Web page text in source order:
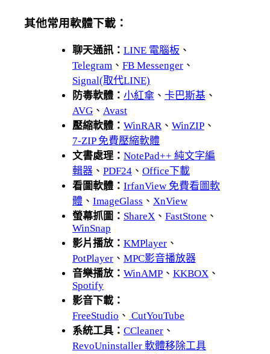
其他常用軟體下載：
聊天通訊： LINE 電腦板 、
Telegram 、 FB Messenger 、
Signal(取代LINE)
防毒軟體： 小紅傘 、 卡巴斯基 、
AVG 、 Avast
壓縮軟體： WinRAR 、 WinZIP 、
7-ZIP 免費壓縮軟體
文書處理： NotePad++ 純文字編
輯器 、 PDF24 、 Office下載
看圖軟體： IrfanView 免費看圖軟
體 、 ImageGlass 、 XnView
螢幕抓圖： ShareX 、 FastStone 、
WinSnap
影片播放： KMPlayer 、
PotPlayer 、 MPC影音播放器
音樂播放： WinAMP 、 KKBOX 、
Spotify
影音下載：
FreeStudio 、 CutYouTube
系統工具： CCleaner 、
RevoUninstaller 軟體移除工具